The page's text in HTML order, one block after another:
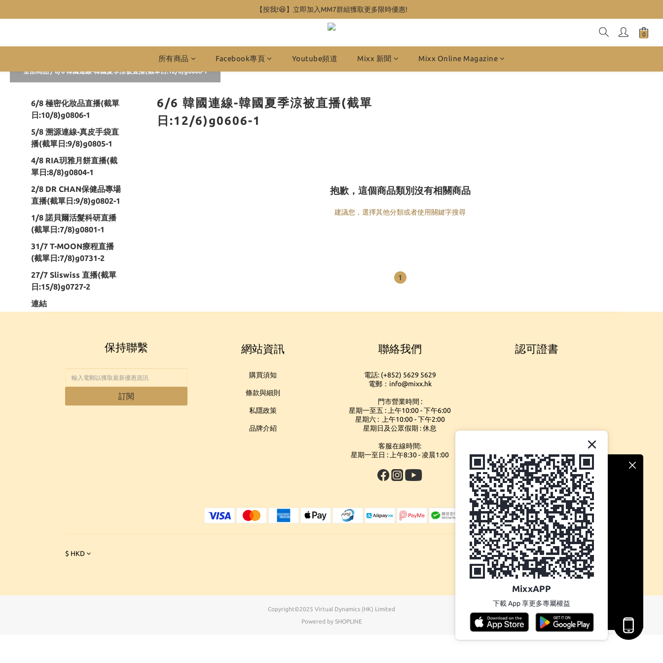
【按我!😆】立即加入MM7群組獲取更多限時優惠!
所有商品 Facebook專頁 Youtube頻道 Mixx 新聞 Mixx Online Magazine
全部商品/6/6 韓國連線-韓國夏季涼被直播(截單日:12/6)g0606-1
6/8 極密化妝品直播(截單
日:10/8)g0806-1
5/8 溯源連線-真皮手袋直
播(截單日:9/8)g0805-1
4/8 RIA玥雅月餅直播(截
單日:8/8)g0804-1
2/8 DR CHAN保健品專場
直播(截單日:9/8)g0802-1
1/8 諾貝爾活髮科研直播
(截單日:7/8)g0801-1
31/7 T-MOON療程直播
(截單日:7/8)g0731-2
27/7 Sliswiss 直播(截單
日:15/8)g0727-2
連結
6/6 韓國連線-韓國夏季涼被直播(截單
日:12/6)g0606-1
抱歉，這個商品類別沒有相關商品
建議您，選擇其他分類或者使用關鍵字搜尋
1
保持聯繫
訂閱
網站資訊
購買須知
條款與細則
私隱政策
品牌介紹
聯絡我們
電話: (+852) 5629 5629
電郵：info@mixx.hk
門市營業時間 :
星期一至五 : 上午10:00 - 下午6:00
星期六 : 上午10:00 - 下午2:00
星期日及公眾假期 : 休息
客服在線時間:
星期一至日 : 上午8:30 - 凌晨1:00
認可證書
$ HKD
Copyright©2025 Virtual Dynamics (HK) Limited
Powered by SHOPLINE
MixxAPP
下載 App 享更多專屬權益